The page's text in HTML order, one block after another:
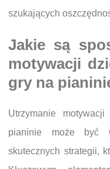
szukających
Jakie są
motywacji
gry na
Utrzymanie
pianinie może być
skutecznych strategii,